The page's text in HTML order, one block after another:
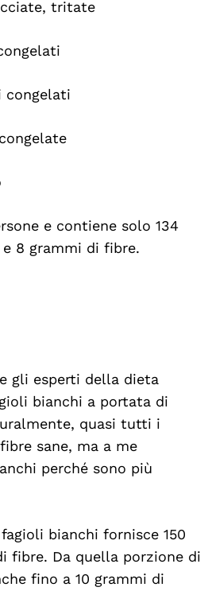
tritate
congelati
e contiene solo 134
8 grammi di fibre.
gli esperti della dieta
bianchi a portata di
quasi tutti i
sane, ma a me
perché sono più
bianchi fornisce 150
fibre. Da quella porzione di
fino a 10 grammi di